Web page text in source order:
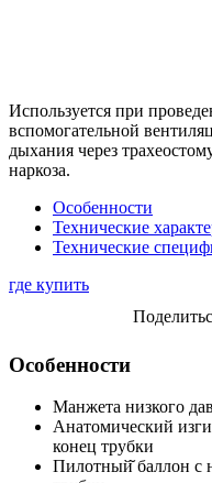
Используется при
вспомогательной
дыхания через
наркоза.
Особенности
Технические
Технические
где купить
Особенности
Манжета низкого
Анатомический
конец трубки
Пилотный̆ баллон с